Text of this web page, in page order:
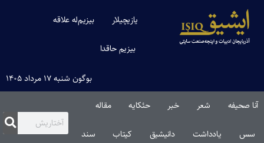
یازیچیلار بیزیم‌له علاقه
بیزیم حاقدا
بوگون شنبه ۱۷ مرداد ۱۴۰۵
آنا صحیفه شعر خبر حئکایه مقاله‌
سس یادداشت دانیشیق کیتاب سند